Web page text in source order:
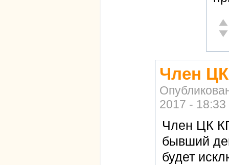
Член
2017 - 18:33
Член ЦК
бывший
будет